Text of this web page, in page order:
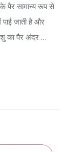
पैर सामान्य रूप से
जाती है और
का पैर अंदर …